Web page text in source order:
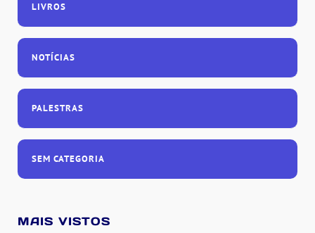
LIVROS
NOTÍCIAS
PALESTRAS
SEM CATEGORIA
MAIS VISTOS